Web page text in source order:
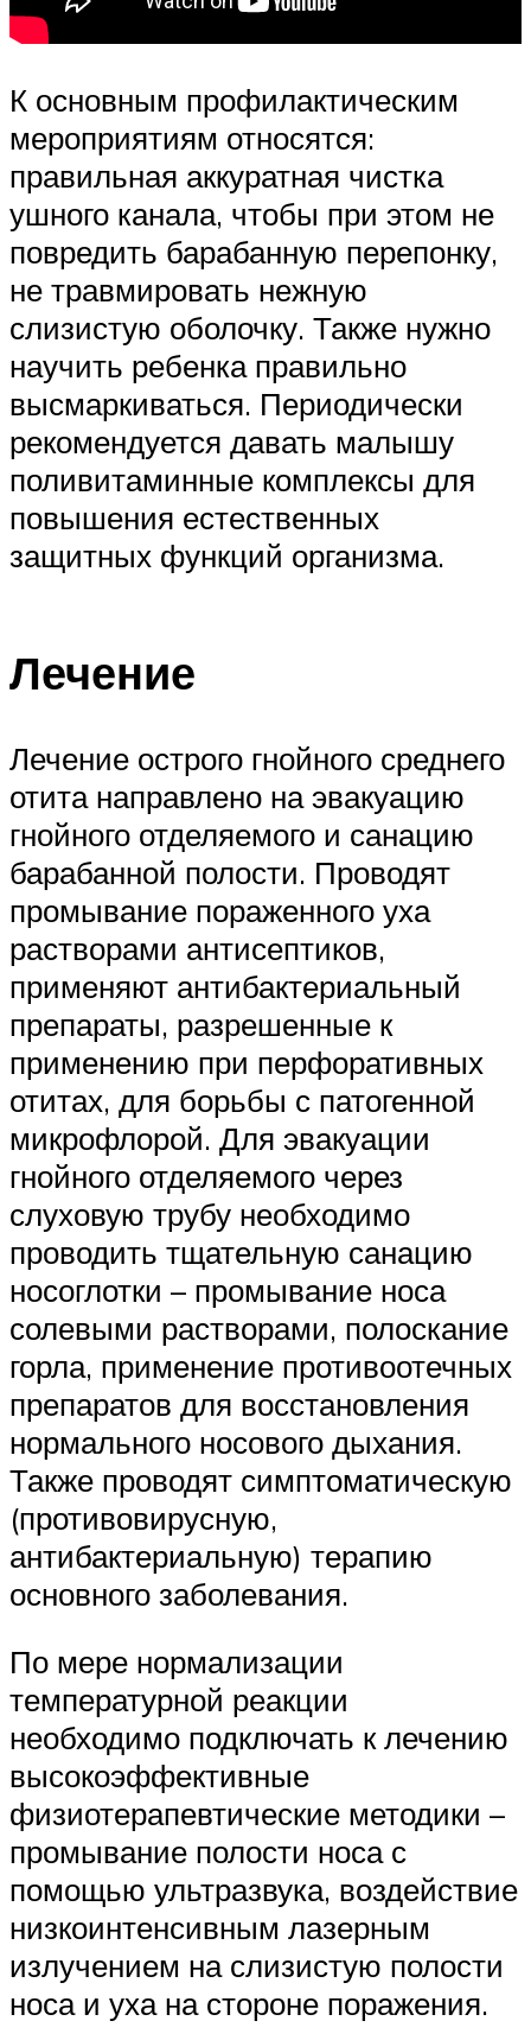
К основным профилактическим
мероприятиям относятся:
правильная аккуратная чистка
ушного канала, чтобы при этом не
повредить барабанную перепонку,
не травмировать нежную
слизистую оболочку. Также нужно
научить ребенка правильно
высмаркиваться. Периодически
рекомендуется давать малышу
поливитаминные комплексы для
повышения естественных
защитных функций организма.
Лечение
Лечение острого гнойного среднего
отита направлено на эвакуацию
гнойного отделяемого и санацию
барабанной полости. Проводят
промывание пораженного уха
растворами антисептиков,
применяют антибактериальный
препараты, разрешенные к
применению при перфоративных
отитах, для борьбы с патогенной
микрофлорой. Для эвакуации
гнойного отделяемого через
слуховую трубу необходимо
проводить тщательную санацию
носоглотки – промывание носа
солевыми растворами, полоскание
горла, применение противоотечных
препаратов для восстановления
нормального носового дыхания.
Также проводят симптоматическую
(противовирусную,
антибактериальную) терапию
основного заболевания.
По мере нормализации
температурной реакции
необходимо подключать к лечению
высокоэффективные
физиотерапевтические методики –
промывание полости носа с
помощью ультразвука, воздействие
низкоинтенсивным лазерным
излучением на слизистую полости
носа и уха на стороне поражения.